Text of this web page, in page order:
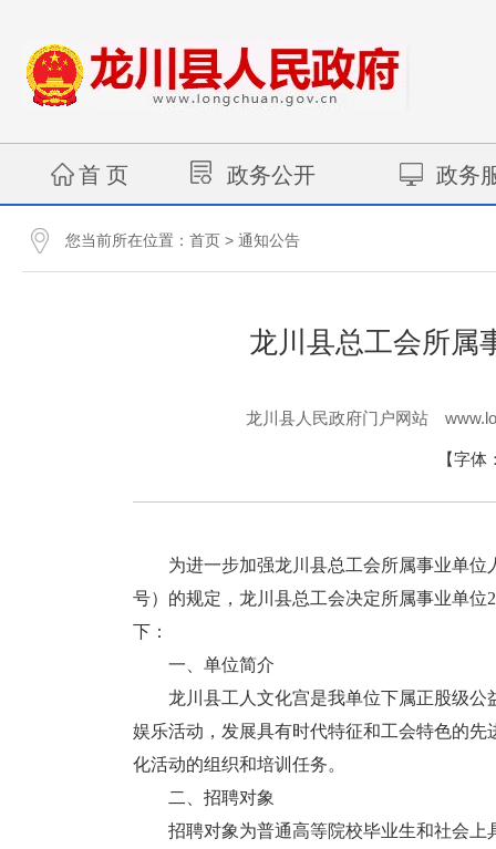
首 页 政务公开 政务
您当前所在位置： 首页 > 通知公告
龙川县总工会所属
龙川县人民政府门户网站
【字体
为进一步加强龙川县总工会所属事业单位
号）的规定，龙川县总工会决定所属事业单
下：
一、单位简介
龙川县工人文化宫是我单位下属正股级公
娱乐活动，发展具有时代特征和工会特色的
化活动的组织和培训任务。
二、招聘对象
招聘对象为普通高等院校毕业生和社会上